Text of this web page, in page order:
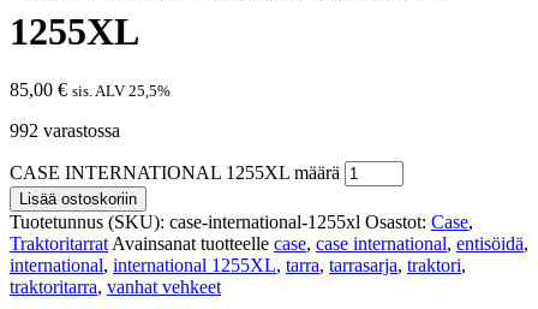
1255XL
85,00 € sis. ALV 25,5%
992 varastossa
CASE INTERNATIONAL 1255XL määrä
Lisää ostoskoriin
Tuotetunnus (SKU): case-international-1255xl Osastot: Case,
Traktoritarrat Avainsanat tuotteelle case, case international, entisöidä,
international, international 1255XL, tarra, tarrasarja, traktori,
traktoritarra, vanhat vehkeet